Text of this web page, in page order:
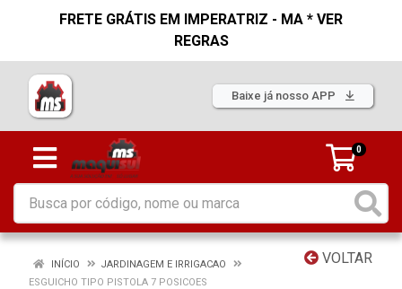
FRETE GRÁTIS EM IMPERATRIZ - MA * VER
REGRAS
Baixe já nosso APP
0
VOLTAR
INÍCIO
JARDINAGEM E IRRIGACAO
ESGUICHO TIPO PISTOLA 7 POSICOES